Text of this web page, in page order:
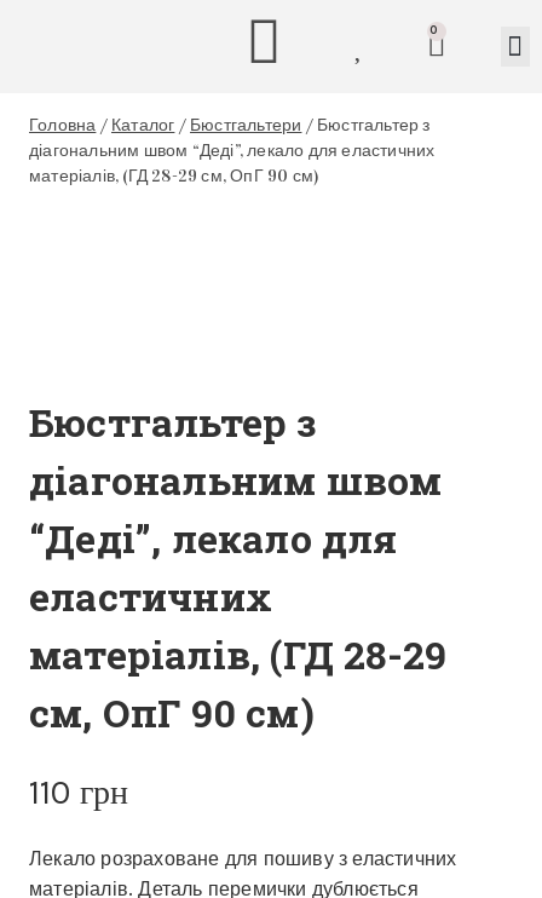
0
Головна / Каталог / Бюстгальтери / Бюстгальтер з
діагональним швом “Деді”, лекало для еластичних
матеріалів, (ГД 28-29 см, ОпГ 90 см)
Бюстгальтер з
діагональним швом
“Деді”, лекало для
еластичних
матеріалів, (ГД 28-29
см, ОпГ 90 см)
110 грн
Лекало розраховане для пошиву з еластичних
матеріалів. Деталь перемички дублюється